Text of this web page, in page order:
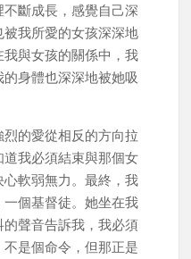
斷成長，感覺自己深
我所愛的女孩深深地
與女孩的關係中，我
身體也深深地被她吸
的愛從相反的方向拉
我必須結束與那個女
軟弱無力。最終，我
個基督徒。她坐在我
聲音告訴我，我必須
是個命令，但那正是